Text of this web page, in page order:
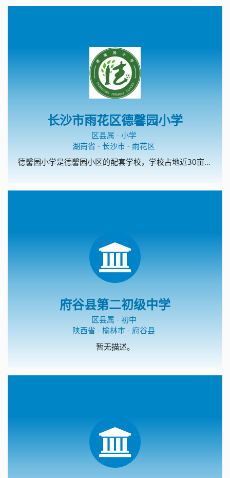
长沙市雨花区德馨园小学
区县属 - 小学
湖南省 - 长沙市 - 雨花区
德馨园小学是德馨园小区的配套学校，学校占地近30亩，建筑面积7000平米，拥有教学楼两栋，前后操场、运动场，共计36间教室，28间办公室。设计规划是一所24个教学班级的高起点、高标准的现代化学校。 德馨园小学是雨花区教育局根据《中小学办学条件一类标准》、着眼于学校长远发展、按长沙市现有学校中最好学校的标准超标建设的。学校设施完备，功能齐全，具备了创雨花区一流品牌学校的条件，是雨花教育的一颗未来之星。 在雨花教育局的正确领导下，在德馨园开发商及周边合作建设单位的共同努力下，德馨园小学拥有了美好的今天，我们坚信她必讲拥有更加精彩的明天。
府谷县第二初级中学
区县属 - 初中
陕西省 - 榆林市 - 府谷县
暂无描述。